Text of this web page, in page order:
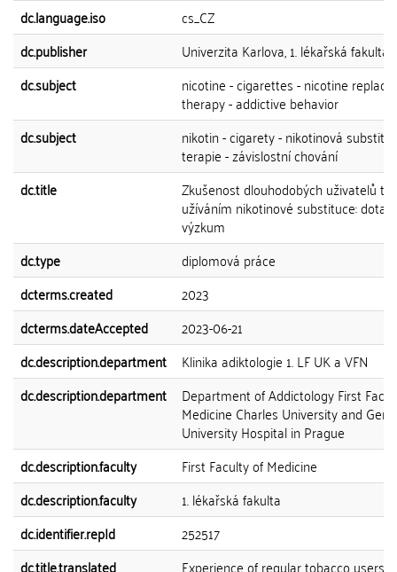
dc.language.iso
cs_CZ
dc.publisher
Univerzita Karlova, 1. lékařská fakulta
dc.subject
nicotine - cigarettes - nicotine
therapy - addictive behavior
dc.subject
nikotin - cigarety - nikotinová
terapie - závislostní chování
dc.title
Zkušenost dlouhodobých uživatelů
užíváním nikotinové substituce:
výzkum
dc.type
diplomová práce
dcterms.created
2023
dcterms.dateAccepted
2023-06-21
dc.description.department
Klinika adiktologie 1. LF UK a VFN
dc.description.department
Department of Addictology First
Medicine Charles University and
University Hospital in Prague
dc.description.faculty
First Faculty of Medicine
dc.description.faculty
1. lékařská fakulta
dc.identifier.repId
252517
dc.title.translated
Experience of regular tobacco users